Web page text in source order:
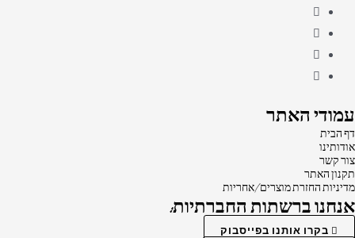
עמודי האתר
דף הבית
אודותינו
צור קשר
תקנון האתר
מדיניות החזרת מוצרים/אחריות
אנחנו ברשתות החברתיות:
בקרו אותנו בפייסבוק